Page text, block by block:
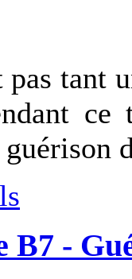
pas tant
ce
B7 -